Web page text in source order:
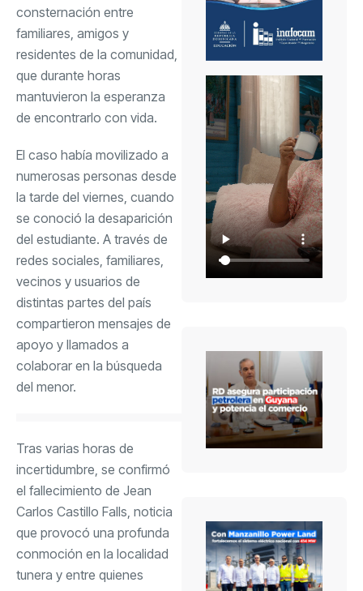
consternación entre
familiares, amigos y
residentes de la comunidad,
que durante horas
mantuvieron la esperanza
de encontrarlo con vida.
El caso había movilizado a
numerosas personas desde
la tarde del viernes, cuando
se conoció la desaparición
del estudiante. A través de
redes sociales, familiares,
vecinos y usuarios de
distintas partes del país
compartieron mensajes de
apoyo y llamados a
colaborar en la búsqueda
del menor.
Tras varias horas de
incertidumbre, se confirmó
el fallecimiento de Jean
Carlos Castillo Falls, noticia
que provocó una profunda
conmoción en la localidad
tunera y entre quienes